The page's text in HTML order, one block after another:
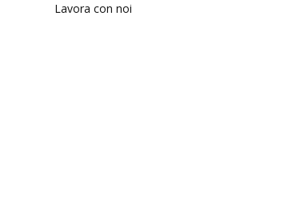
Lavora con noi